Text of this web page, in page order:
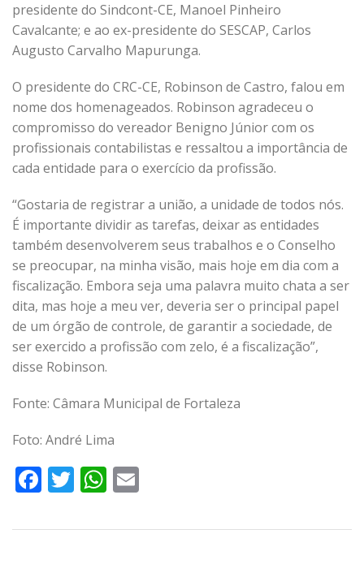
presidente do Sindcont-CE, Manoel Pinheiro
Cavalcante; e ao ex-presidente do SESCAP, Carlos
Augusto Carvalho Mapurunga.
O presidente do CRC-CE, Robinson de Castro, falou em
nome dos homenageados. Robinson agradeceu o
compromisso do vereador Benigno Júnior com os
profissionais contabilistas e ressaltou a importância de
cada entidade para o exercício da profissão.
“Gostaria de registrar a união, a unidade de todos nós.
É importante dividir as tarefas, deixar as entidades
também desenvolverem seus trabalhos e o Conselho
se preocupar, na minha visão, mais hoje em dia com a
fiscalização. Embora seja uma palavra muito chata a ser
dita, mas hoje a meu ver, deveria ser o principal papel
de um órgão de controle, de garantir a sociedade, de
ser exercido a profissão com zelo, é a fiscalização”,
disse Robinson.
Fonte: Câmara Municipal de Fortaleza
Foto: André Lima
Facebook
TwitterWhatsApp